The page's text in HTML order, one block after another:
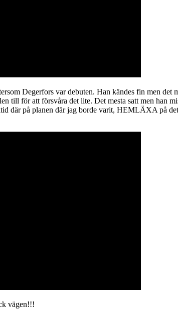
Degerfors var debuten. Han kändes fin men
till för att försvåra det lite. Det mesta satt men han
där på planen där jag borde varit, HEMLÄXA på
vägen!!!